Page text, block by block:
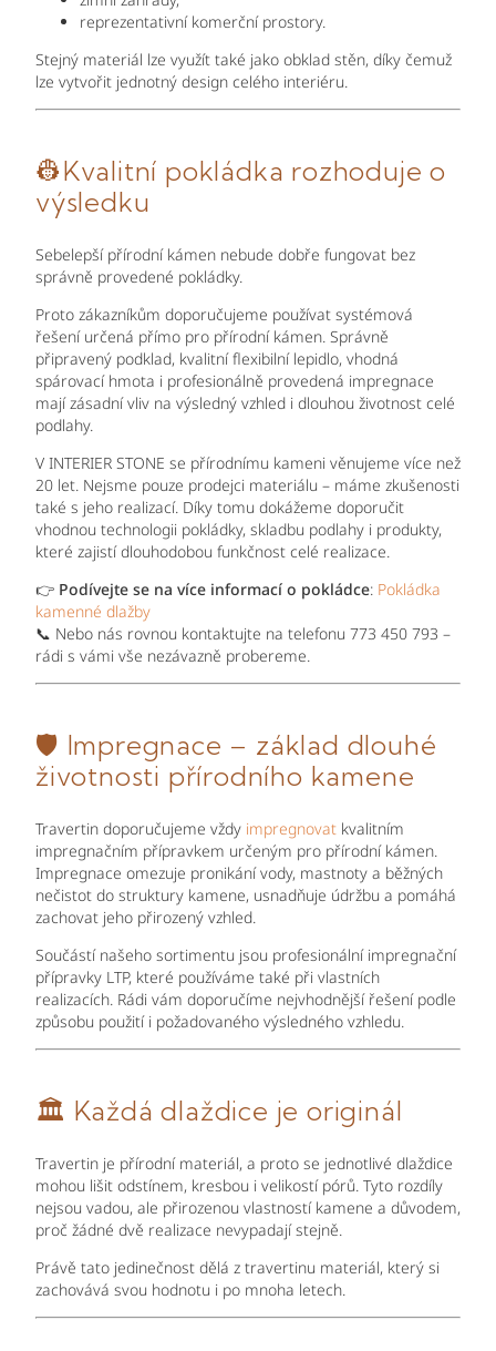
reprezentativní komerční prostory.
Stejný materiál lze využít také jako obklad stěn, díky čemuž
lze vytvořit jednotný design celého interiéru.
👷Kvalitní pokládka rozhoduje o
výsledku
Sebelepší přírodní kámen nebude dobře fungovat bez
správně provedené pokládky.
Proto zákazníkům doporučujeme používat systémová
řešení určená přímo pro přírodní kámen. Správně
připravený podklad, kvalitní flexibilní lepidlo, vhodná
spárovací hmota i profesionálně provedená impregnace
mají zásadní vliv na výsledný vzhled i dlouhou životnost celé
podlahy.
V INTERIER STONE se přírodnímu kameni věnujeme více než
20 let. Nejsme pouze prodejci materiálu – máme zkušenosti
také s jeho realizací. Díky tomu dokážeme doporučit
vhodnou technologii pokládky, skladbu podlahy i produkty,
které zajistí dlouhodobou funkčnost celé realizace.
👉 Podívejte se na více informací o pokládce: Pokládka
kamenné dlažby
📞 Nebo nás rovnou kontaktujte na telefonu 773 450 793 –
rádi s vámi vše nezávazně probereme.
🛡️ Impregnace – základ dlouhé
životnosti přírodního kamene
Travertin doporučujeme vždy impregnovat kvalitním
impregnačním přípravkem určeným pro přírodní kámen.
Impregnace omezuje pronikání vody, mastnoty a běžných
nečistot do struktury kamene, usnadňuje údržbu a pomáhá
zachovat jeho přirozený vzhled.
Součástí našeho sortimentu jsou profesionální impregnační
přípravky LTP, které používáme také při vlastních
realizacích. Rádi vám doporučíme nejvhodnější řešení podle
způsobu použití i požadovaného výsledného vzhledu.
🏛 Každá dlaždice je originál
Travertin je přírodní materiál, a proto se jednotlivé dlaždice
mohou lišit odstínem, kresbou i velikostí pórů. Tyto rozdíly
nejsou vadou, ale přirozenou vlastností kamene a důvodem,
proč žádné dvě realizace nevypadají stejně.
Právě tato jedinečnost dělá z travertinu materiál, který si
zachovává svou hodnotu i po mnoha letech.